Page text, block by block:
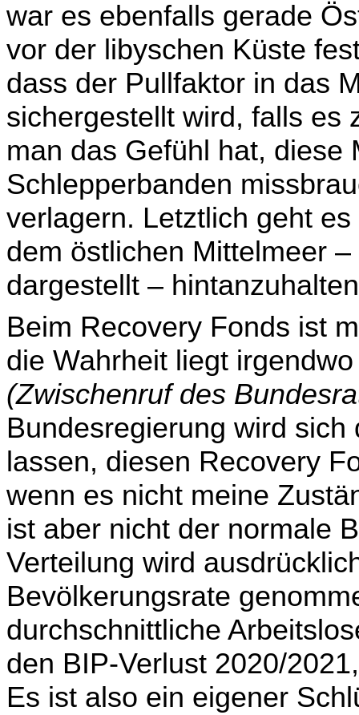
war es ebenfalls gerade
vor der libyschen Küste
dass der Pullfaktor in das
sichergestellt wird, falls es
man das Gefühl hat, diese
Schlepperbanden
verlagern. Letztlich geht
dem östlichen Mittelmeer
dar­gestellt –
Beim Recovery Fonds ist
die Wahrheit liegt
(Zwischenruf des
Bundesre­gierung wird
lassen, diesen Recovery
wenn es nicht meine
ist aber nicht der normale
Verteilung wird
Bevölkerungsrate
durchschnittliche
den BIP-Verlust 2020/
Es ist also ein eigener